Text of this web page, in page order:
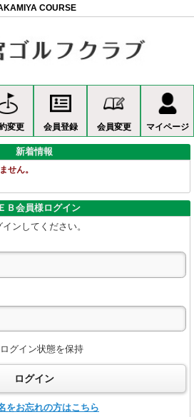
COURSE
変更 会員登録 会員変更 マイページ
新着情報
せん。
Ｂ会員様ログイン
ンしてください。
ログイン状態を保持
ログイン
をお忘れの方はこちら